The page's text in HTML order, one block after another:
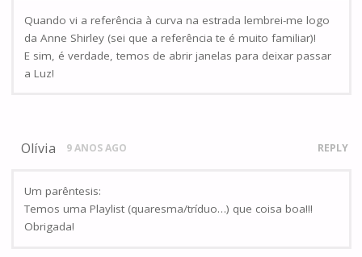
Quando vi a referência à curva na estrada lembrei-me logo
da Anne Shirley (sei que a referência te é muito familiar)!
E sim, é verdade, temos de abrir janelas para deixar passar
a Luz!
Olívia 9 ANOS AGO REPLY
Um parêntesis:
Temos uma Playlist (quaresma/tríduo…) que coisa boa!!!
Obrigada!